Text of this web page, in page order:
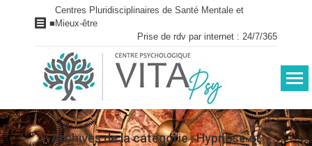
■
Centres Pluridisciplinaires de Santé Mentale et
Mieux-être
Prise de rdv par internet : 24/7/365
Archives de la catégorie :Hypnose et